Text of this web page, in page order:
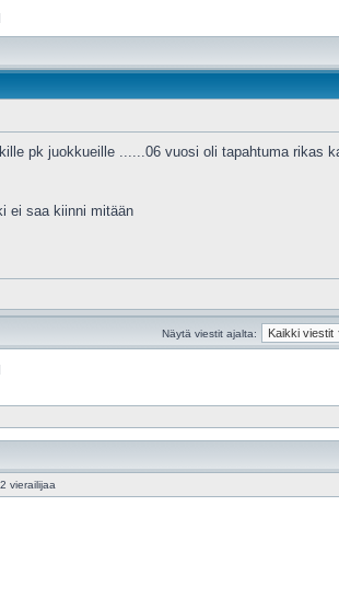
pk juokkueille ......06 vuosi oli tapahtuma rikas
ei saa kiinni mitään
Näytä viestit ajalta:
vierailijaa